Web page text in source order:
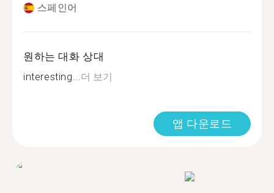
스페인어
원하는 대화 상대
interesting...더 보기
앱 다운로드